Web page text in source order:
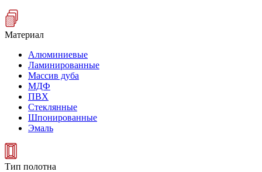
Материал
Алюминиевые
Ламинированные
Массив дуба
МДФ
ПВХ
Стеклянные
Шпонированные
Эмаль
Тип полотна